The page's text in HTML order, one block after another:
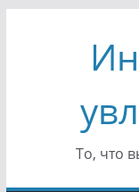
содержимому
То, что